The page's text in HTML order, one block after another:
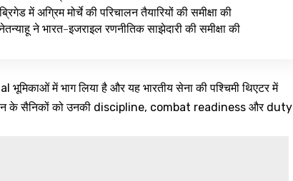
में अग्रिम मोर्चे की परिचालन तैयारियों की समीक्षा की
ने भारत-इजराइल रणनीतिक साझेदारी की समीक्षा की
में भाग लिया है और यह भारतीय सेना की पश्चिमी थिएटर में
के सैनिकों को उनकी discipline, combat readiness और duty